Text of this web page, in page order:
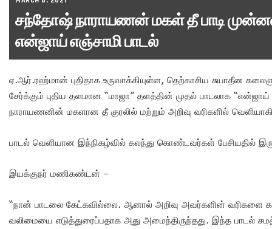
சந்தோஷ் நாராயணன் மகள் தீ பாடி
என்ஜாய் எஞ்சாமி பாடல்
ஏ.ஆர்.ரஹ்மான் புதிதாக உருவாக்கியுள்ள, தெற்காசிய சுயாதீன
சேர்க்கும் புதிய தளமான “மாஜா” தளத்தின் முதல் பாடலாக
நாராயணனின் மகளான தீ குரலில் மற்றும் அறிவு வரிகளில்
பாடல் வெளியான இந்நிகழ்வில் கலந்து கொண்டவர்கள் பேசியதில்
இயக்குநர் மணிகண்டன் –
“நான் பாடலை கேட்கவில்லை. ஆனால் அறிவு அவர்களின் வரிகளை
வலிமையை எடுத்துரைப்பதாக அது அமைந்திருந்தது. இந்த பாடல்